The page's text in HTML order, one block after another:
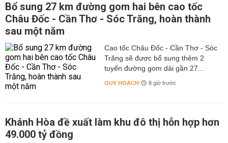
Bổ sung 27 km đường gom hai bên cao tốc
Châu Đốc - Cần Thơ - Sóc Trăng, hoàn thành
sau một năm
Cao tốc Châu Đốc - Cần Thơ - Sóc
Trăng sẽ được bổ sung thêm 2
tuyến đường gom dài gần 27...
QUY HOẠCH 8 giờ trước
Khánh Hòa đề xuất làm khu đô thị hỗn hợp hơn
49.000 tỷ đồng